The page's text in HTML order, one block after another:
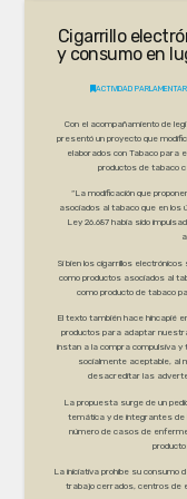
Cigarrillo
y consumo en
ACTIVIDAD
Con el acompañamiento de
presentó un proyecto que
elaborados con Tabaco para
productos de tabaco
“La modificación que
asociados al tabaco que en los
Ley 26.687 había sido
Si bien los cigarrillos
como productos asociados al
como producto de tabaco
El texto también hace hincapié
productos para adaptar
instan a la compra compulsiva
socialmente aceptable, al
desacreditar las
La propuesta surge de un
temática y de integrantes de
número de casos de
La iniciativa prohíbe su consumo
trabajo cerrados, centros de